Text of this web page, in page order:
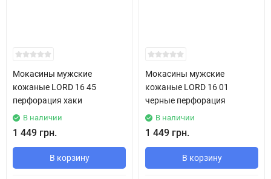
Мокасины мужские
кожаные LORD 16 45
перфорация хаки
В наличии
1 449 грн.
В корзину
Мокасины мужские
кожаные LORD 16 01
черные перфорация
В наличии
1 449 грн.
В корзину